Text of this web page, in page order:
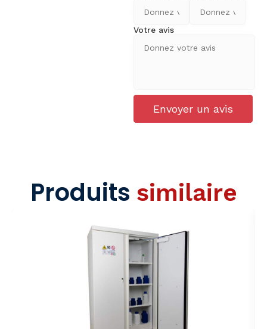
Votre avis
Envoyer un avis
Produits similaire